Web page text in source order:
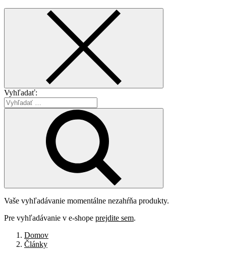
Vyhľadať:
Vaše vyhľadávanie momentálne nezahŕňa produkty.
Pre vyhľadávanie v e-shope prejdite sem.
Domov
Články